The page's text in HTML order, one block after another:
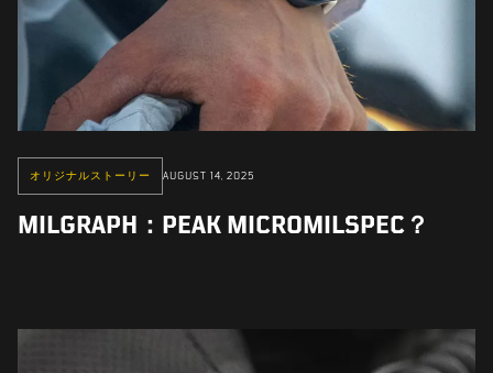
オリジナルストーリー AUGUST 14, 2025
MILGRAPH：PEAK MICROMILSPEC？